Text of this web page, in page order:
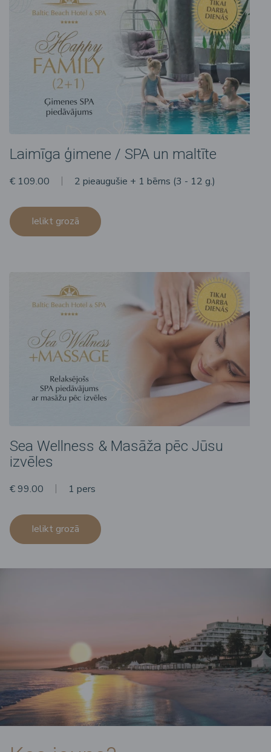
Laimīga ģimene / SPA un maltīte
€ 109.00 2 pieaugušie + 1 bērns (3 - 12 g.)
Ielikt grozā
Sea Wellness & Masāža pēc Jūsu
izvēles
€ 99.00 1 pers
Ielikt grozā